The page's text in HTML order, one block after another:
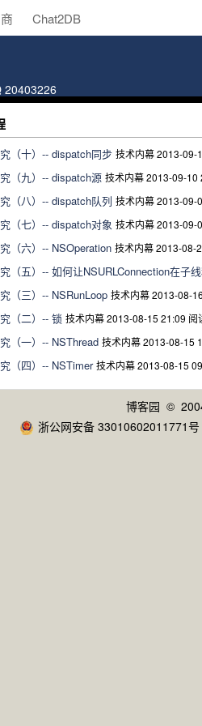
Chat2DB
20403226
（十）-- dispatch同步 技术内幕 2013-09-
（九）-- dispatch源 技术内幕 2013-09-10
（八）-- dispatch队列 技术内幕 2013-09-
（七）-- dispatch对象 技术内幕 2013-09-
（六）-- NSOperation 技术内幕 2013-08-
（五）-- 如何让NSURLConnection在子
（三）-- NSRunLoop 技术内幕 2013-08-
（二）-- 锁 技术内幕 2013-08-15 21:09 阅
（一）-- NSThread 技术内幕 2013-08-15
（四）-- NSTimer 技术内幕 2013-08-15
博客园 ©
浙公网安备 33010602011771号